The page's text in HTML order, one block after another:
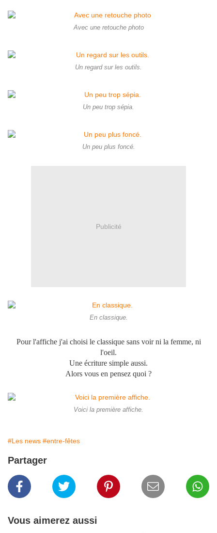
Avec une retouche photo
Un regard sur les outils.
Un peu trop sépia.
Un peu plus foncé.
Publicité
En classique.
Pour l'affiche j'ai choisi le classique sans voir ni la femme, ni
l'oeil.
Une écriture simple aussi.
Alors vous en pensez quoi ?
Voici la première affiche.
#Les news #entre-fêtes
Partager
Vous aimerez aussi